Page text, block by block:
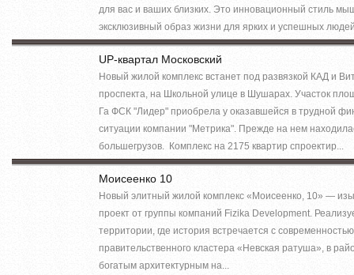
для вас и ваших близких. Это инновационный стиль
эксклюзивный образ жизни для ярких и успешных
UP-квартал Московский
Новый жилой комплекс встанет под развязкой КАД и
проспекта, на Школьной улице в Шушарах. Участок
Га ФСК "Лидер" приобрела у оказавшейся в трудной
ситуации компании "Метрика". Прежде на нем
большегрузов. Комплекс на 2175 квартир спроектир...
Моисеенко 10
Новый элитный жилой комплекс «Моисеенко, 10» —
проект от группы компаний Fizika Development.
территории, где история встречается с
правительственного кластера «Невская ратуша», в
богатым архитектурным на...